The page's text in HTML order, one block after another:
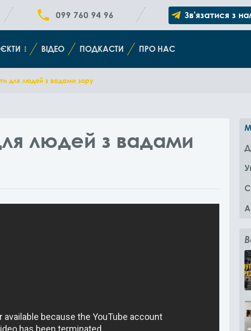
099 760 94 96 Зв'язатися з
ВІДЕО ПОДКАСТИ ПРО НАС
для людей з вадами зору
людей з вадами